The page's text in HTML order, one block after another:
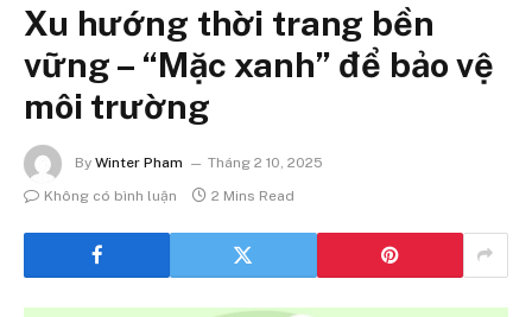
Xu hướng thời trang bền
vững – “Mặc xanh” để bảo vệ
môi trường
By Winter Pham
Tháng 2 10, 2025
Không có bình luận
2 Mins Read